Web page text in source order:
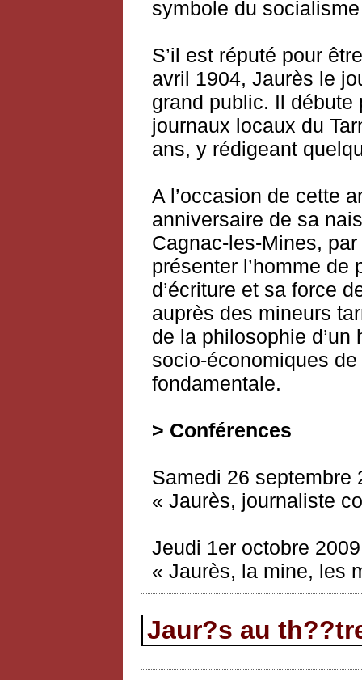
symbole du
S’il est réputé pour
avril 1904, Jaurès le
grand public. Il
journaux locaux du
ans, y rédigeant
A l’occasion de cette
anniversaire de sa
Cagnac-les-Mines,
présenter l’homme
d’écriture et sa force
auprès des mineurs
de la philosophie
socio-économiques
fondamentale.
> Conférences
Samedi 26 septembre
« Jaurès, journaliste
Jeudi 1er octobre
« Jaurès, la mine, les
Jaur?s au